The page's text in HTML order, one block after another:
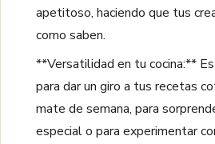
apetitoso, haciendo que tus
como saben.
**Versatilidad en tu cocina:**
para dar un giro a tus recetas
mate de semana, para
especial o para experimentar